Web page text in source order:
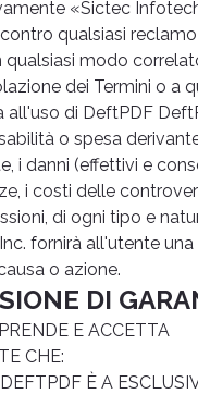
«Sictec
qualsiasi
qualsiasi modo
dei Termini o a
all'uso di DeftPDF
o spesa
i danni (effettivi e
i costi delle
di ogni tipo e
fornirà all'utente
o azione.
DI
E ACCETTA
CHE:
È A